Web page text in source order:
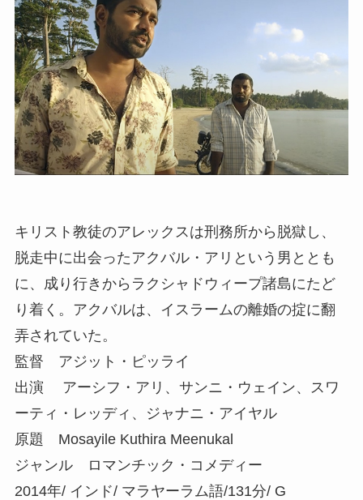
キリスト教徒のアレックスは刑務所から脱獄し、
脱走中に出会ったアクバル・アリという男ととも
に、成り行きからラクシャドウィープ諸島にたど
り着く。アクバルは、イスラームの離婚の掟に翻
弄されていた。
監督 アジット・ピッライ
出演 アーシフ・アリ、サンニ・ウェイン、スワ
ーティ・レッディ、ジャナニ・アイヤル
原題 Mosayile Kuthira Meenukal
ジャンル ロマンチック・コメディー
2014年/ インド/ マラヤーラム語/131分/ G